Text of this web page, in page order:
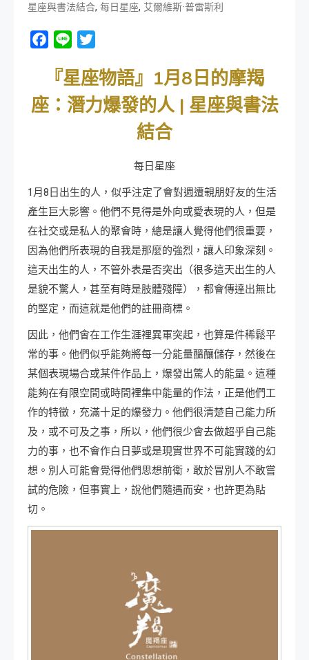
星座與書法結合, 每日星座, 艾爾維斯·普雷斯利
Facebook
Line
『星座物語』1月8日的摩羯
座：潛力爆發的人 | 星座與書法
結合
每日星座
1月8日出生的人，似乎注定了會對週遭親朋好友的生活
產生巨大影響。他們不見得是外向或愛表現的人，但是
在社交或是私人的聚會時，總是讓人覺得他們很重要，
因為他們所表現的自我是那麼的強烈，讓人印象深刻。
這天出生的人，不管外表是否突出（很多這天出生的人
是貌不驚人，甚至有時是肢體殘障），都會傳達出無比
的堅定，而這就是他們的註冊商標。
因此，他們會在工作生涯裡異軍突起，也算是件稀鬆平
常的事。他們似乎能夠將每一分能量醞釀儲存，然後在
某個表現場合或某件作品上，爆發出驚人的能量。這種
能夠在有限空間或時間裡集中能量的作法，正是他們工
作的特徵，充滿十足的爆發力。他們很清楚自己能力所
及，或不可及之事，所以，他們很少會去做超乎自己能
力的事，也不會作白日夢或是現實世界不可能實踐的幻
想。別人可能會覺得他們思想前衛，敢於冒別人不敢嘗
試的危險，但事實上，說他們隨遇而安，也許更為貼
切。